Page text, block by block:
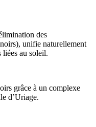
des
unifie naturellement
liées au soleil.
grâce à un complexe
d’Uriage.